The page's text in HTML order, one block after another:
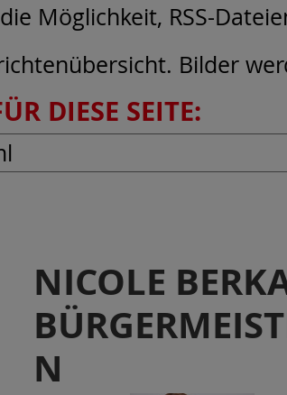
Möglichkeit, RSS-
Bilder
DIESE SEITE:
NICOLE
N